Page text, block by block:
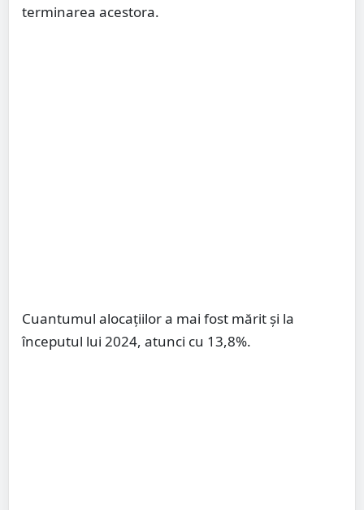
terminarea acestora.
Cuantumul alocațiilor a mai fost mărit și la
începutul lui 2024, atunci cu 13,8%.